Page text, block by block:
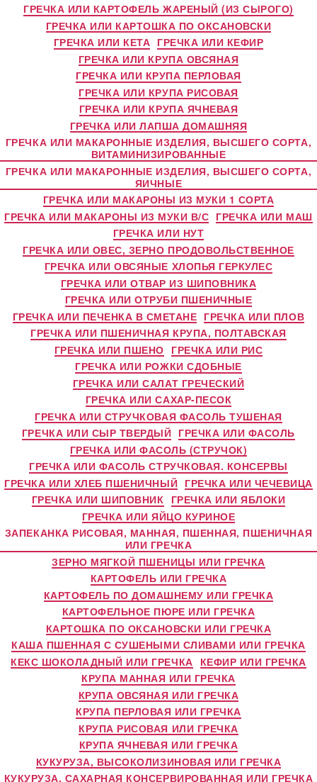
ГРЕЧКА ИЛИ КАРТОФЕЛЬ ЖАРЕНЫЙ (ИЗ СЫРОГО)
ГРЕЧКА ИЛИ КАРТОШКА ПО ОКСАНОВСКИ
ГРЕЧКА ИЛИ КЕТА ГРЕЧКА ИЛИ КЕФИР
ГРЕЧКА ИЛИ КРУПА ОВСЯНАЯ
ГРЕЧКА ИЛИ КРУПА ПЕРЛОВАЯ
ГРЕЧКА ИЛИ КРУПА РИСОВАЯ
ГРЕЧКА ИЛИ КРУПА ЯЧНЕВАЯ
ГРЕЧКА ИЛИ ЛАПША ДОМАШНЯЯ
ГРЕЧКА ИЛИ МАКАРОННЫЕ ИЗДЕЛИЯ, ВЫСШЕГО СОРТА,
ВИТАМИНИЗИРОВАННЫЕ
ГРЕЧКА ИЛИ МАКАРОННЫЕ ИЗДЕЛИЯ, ВЫСШЕГО СОРТА,
ЯИЧНЫЕ
ГРЕЧКА ИЛИ МАКАРОНЫ ИЗ МУКИ 1 СОРТА
ГРЕЧКА ИЛИ МАКАРОНЫ ИЗ МУКИ В/С ГРЕЧКА ИЛИ МАШ
ГРЕЧКА ИЛИ НУТ
ГРЕЧКА ИЛИ ОВЕС, ЗЕРНО ПРОДОВОЛЬСТВЕННОЕ
ГРЕЧКА ИЛИ ОВСЯНЫЕ ХЛОПЬЯ ГЕРКУЛЕС
ГРЕЧКА ИЛИ ОТВАР ИЗ ШИПОВНИКА
ГРЕЧКА ИЛИ ОТРУБИ ПШЕНИЧНЫЕ
ГРЕЧКА ИЛИ ПЕЧЕНКА В СМЕТАНЕ ГРЕЧКА ИЛИ ПЛОВ
ГРЕЧКА ИЛИ ПШЕНИЧНАЯ КРУПА, ПОЛТАВСКАЯ
ГРЕЧКА ИЛИ ПШЕНО ГРЕЧКА ИЛИ РИС
ГРЕЧКА ИЛИ РОЖКИ СДОБНЫЕ
ГРЕЧКА ИЛИ САЛАТ ГРЕЧЕСКИЙ
ГРЕЧКА ИЛИ САХАР-ПЕСОК
ГРЕЧКА ИЛИ СТРУЧКОВАЯ ФАСОЛЬ ТУШЕНАЯ
ГРЕЧКА ИЛИ СЫР ТВЕРДЫЙ ГРЕЧКА ИЛИ ФАСОЛЬ
ГРЕЧКА ИЛИ ФАСОЛЬ (СТРУЧОК)
ГРЕЧКА ИЛИ ФАСОЛЬ СТРУЧКОВАЯ. КОНСЕРВЫ
ГРЕЧКА ИЛИ ХЛЕБ ПШЕНИЧНЫЙ ГРЕЧКА ИЛИ ЧЕЧЕВИЦА
ГРЕЧКА ИЛИ ШИПОВНИК ГРЕЧКА ИЛИ ЯБЛОКИ
ГРЕЧКА ИЛИ ЯЙЦО КУРИНОЕ
ЗАПЕКАНКА РИСОВАЯ, МАННАЯ, ПШЕННАЯ, ПШЕНИЧНАЯ
ИЛИ ГРЕЧКА
ЗЕРНО МЯГКОЙ ПШЕНИЦЫ ИЛИ ГРЕЧКА
КАРТОФЕЛЬ ИЛИ ГРЕЧКА
КАРТОФЕЛЬ ПО ДОМАШНЕМУ ИЛИ ГРЕЧКА
КАРТОФЕЛЬНОЕ ПЮРЕ ИЛИ ГРЕЧКА
КАРТОШКА ПО ОКСАНОВСКИ ИЛИ ГРЕЧКА
КАША ПШЕННАЯ С СУШЕНЫМИ СЛИВАМИ ИЛИ ГРЕЧКА
КЕКС ШОКОЛАДНЫЙ ИЛИ ГРЕЧКА КЕФИР ИЛИ ГРЕЧКА
КРУПА МАННАЯ ИЛИ ГРЕЧКА
КРУПА ОВСЯНАЯ ИЛИ ГРЕЧКА
КРУПА ПЕРЛОВАЯ ИЛИ ГРЕЧКА
КРУПА РИСОВАЯ ИЛИ ГРЕЧКА
КРУПА ЯЧНЕВАЯ ИЛИ ГРЕЧКА
КУКУРУЗА, ВЫСОКОЛИЗИНОВАЯ ИЛИ ГРЕЧКА
КУКУРУЗА, САХАРНАЯ КОНСЕРВИРОВАННАЯ ИЛИ ГРЕЧКА